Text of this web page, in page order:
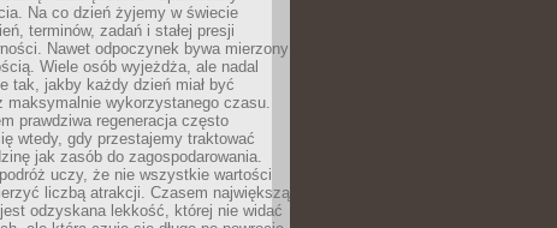
Na co dzień żyjemy w świecie
terminów, zadań i stałej presji
Nawet odpoczynek bywa mierzony
Wiele osób wyjeżdża, ale nadal
tak, jakby każdy dzień miał być
maksymalnie wykorzystanego czasu.
prawdziwa regeneracja często
wtedy, gdy przestajemy traktować
jak zasób do zagospodarowania.
uczy, że nie wszystkie wartości
liczbą atrakcji. Czasem największą
odzyskana lekkość, której nie widać